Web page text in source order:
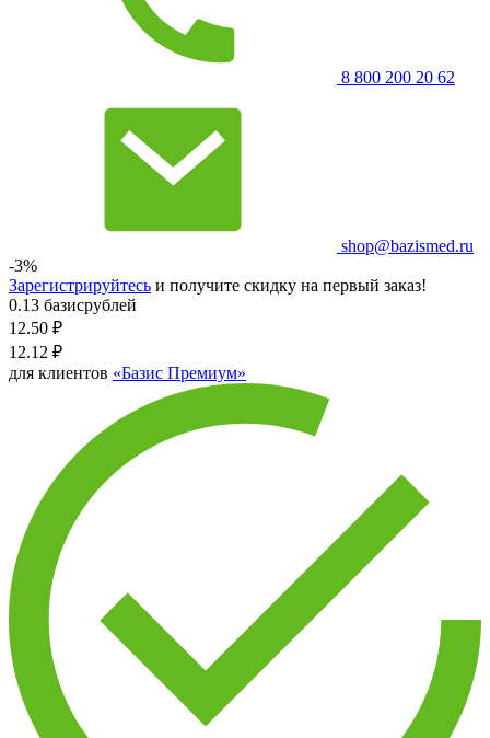
8 800 200 20 62
shop@bazismed.ru
-3%
Зарегистрируйтесь и получите скидку на первый заказ!
0.13 базисрублей
12.50 ₽
12.12 ₽
для клиентов «Базис Премиум»